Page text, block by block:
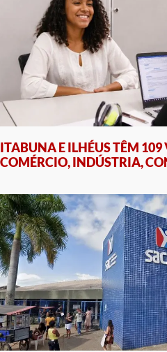
ITABUNA E ILHÉUS TÊM 109
COMÉRCIO, INDÚSTRIA,